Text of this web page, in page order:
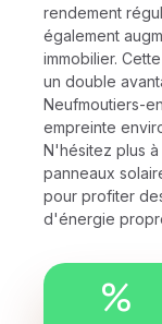
rendement
également
immobilier.
un double
Neufmoutiers-
empreinte
N'hésitez plus
panneaux
pour profiter
d'énergie
%